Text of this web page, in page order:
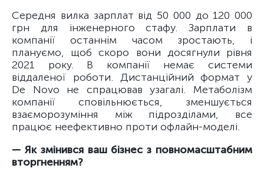
Середня вилка зарплат від 50 000 до 120 000
грн для інженерного стафу. Зарплати в
компанії останнім часом зростають, і
плануємо, щоб скоро вони досягнули рівня
2021 року. В компанії немає системи
віддаленої роботи. Дистанційний формат у
De Novo не спрацював узагалі. Метаболізм
компанії сповільнюється, зменшується
взаєморозуміння між підрозділами, все
працює неефективно проти офлайн-моделі.
— Як змінився ваш бізнес з повномасштабним
вторгненням?